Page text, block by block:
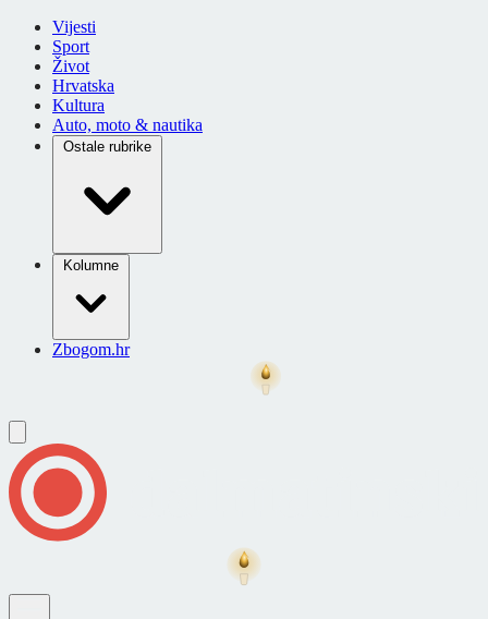
Vijesti
Sport
Život
Hrvatska
Kultura
Auto, moto & nautika
Ostale rubrike
Kolumne
Zbogom.hr